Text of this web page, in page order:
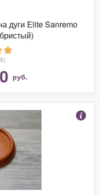
дуги Elite Sanremo
руб.